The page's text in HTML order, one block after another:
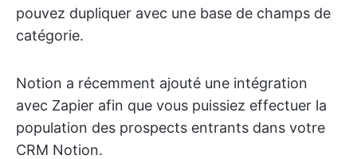
pouvez dupliquer avec une base de champs de
catégorie.
Notion a récemment ajouté une intégration
avec Zapier afin que vous puissiez effectuer la
population des prospects entrants dans votre
CRM Notion.